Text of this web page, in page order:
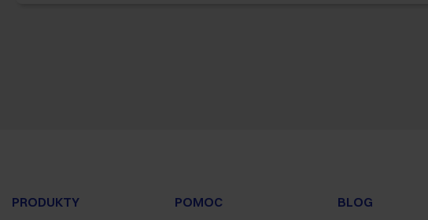
PRODUKTY POMOC BLOG